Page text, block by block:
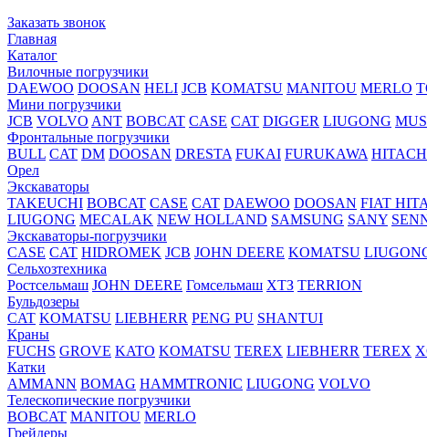
Заказать звонок
Главная
Каталог
Вилочные погрузчики
DAEWOO DOOSAN HELI JCB KOMATSU MANITOU MERLO
Мини погрузчики
JCB VOLVO ANT BOBCAT CASE CAT DIGGER LIUGONG
Фронтальные погрузчики
BULL CAT DM DOOSAN DRESTA FUKAI FURUKAWA
Орел
Экскаваторы
TAKEUCHI BOBCAT CASE CAT DAEWOO DOOSAN FIAT
LIUGONG MECALAK NEW HOLLAND SAMSUNG SANY
Экскаваторы-погрузчики
CASE CAT HIDROМEK JCB JOHN DEERE KOMATSU
Сельхозтехника
Ростсельмаш JOHN DEERE Гомсельмаш ХТЗ TERRION
Бульдозеры
CAT KOMATSU LIEBHERR PENG PU SHANTUI
Краны
FUCHS GROVE KATO KOMATSU TEREX LIEBHERR TEREX
Катки
AMMANN BOMAG HAMMTRONIC LIUGONG VOLVO
Телескопические погрузчики
BOBCAT MANITOU MERLO
Грейдеры